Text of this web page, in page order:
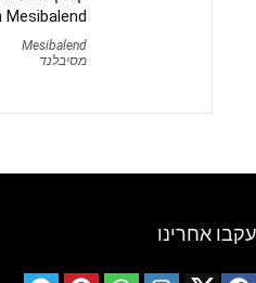
Mesibalend מסיבלנד
Mesibalend
מסיבלנד
עקבו אחרינו